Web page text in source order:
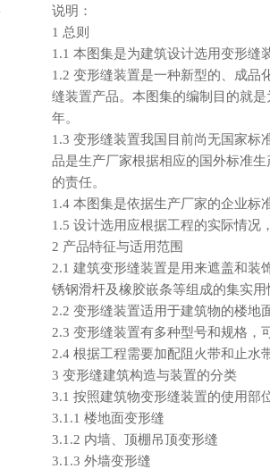
说明：
1 总则
1.1 本图集是为建筑设计选用变形缝
1.2 变形缝装置是一种新型的、成品
缝装置产品。本图集的编制目的就
年。
1.3 变形缝装置我国目前尚无国家标
品是生产厂家根据相应的国外标准
的责任。
1.4 本图集是依据生产厂家的企业标
1.5 设计选用应根据工程的实际情况
2 产品特征与适用范围
2.1 建筑变形缝装置是用来遮盖和装
锈钢滑杆及橡胶嵌条等组成的集实用
2.2 变形缝装置适用于建筑物的楼地
2.3 变形缝装置有多种型号和规格，
2.4 根据工程需要加配阻火带和止水
3 变形缝建筑构造与装置的分类
3.1 按照建筑物变形缝装置的使用部
3.1.1 楼地面变形缝
3.1.2 内墙、顶棚吊顶变形缝
3.1.3 外墙变形缝